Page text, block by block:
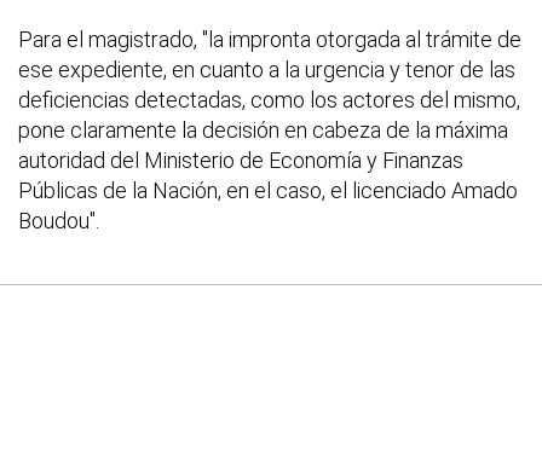
Para el magistrado, "la impronta otorgada al trámite de
ese expediente, en cuanto a la urgencia y tenor de las
deficiencias detectadas, como los actores del mismo,
pone claramente la decisión en cabeza de la máxima
autoridad del Ministerio de Economía y Finanzas
Públicas de la Nación, en el caso, el licenciado Amado
Boudou".